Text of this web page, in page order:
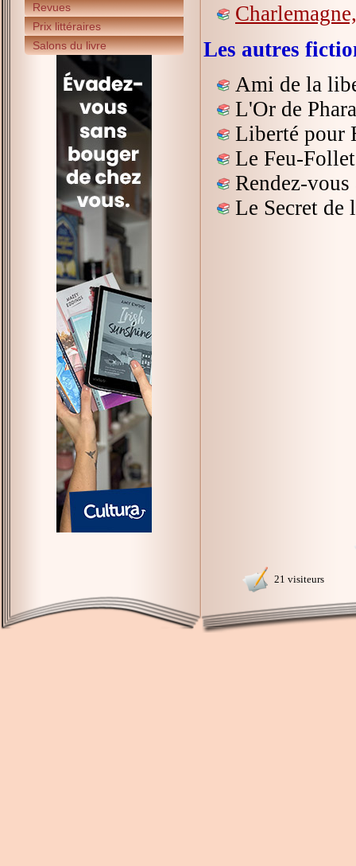
Revues
Prix littéraires
Salons du livre
Les autres
Ami de la
L'Or de
Liberté pour
Le Feu-
Rendez-
Le Secret de
21 visiteurs